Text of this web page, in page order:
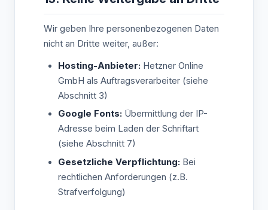
Wir geben Ihre personenbezogenen Daten
nicht an Dritte weiter, außer:
Hosting-Anbieter: Hetzner Online
GmbH als Auftragsverarbeiter (siehe
Abschnitt 3)
Google Fonts: Übermittlung der IP-
Adresse beim Laden der Schriftart
(siehe Abschnitt 7)
Gesetzliche Verpflichtung: Bei
rechtlichen Anforderungen (z.B.
Strafverfolgung)